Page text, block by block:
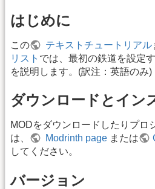
はじめに
この テキストチュートリアル
リスト では、最初の鉄道を設定
を説明します。(訳注：英語のみ)
ダウンロードとイン
MODをダウンロードしたりプロ
は、
Modrinth page または
してください。
バージョン